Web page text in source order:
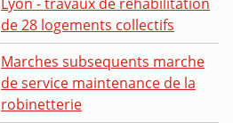
de 28 logements collectifs
Marches subsequents marche
de service maintenance de la
robinetterie